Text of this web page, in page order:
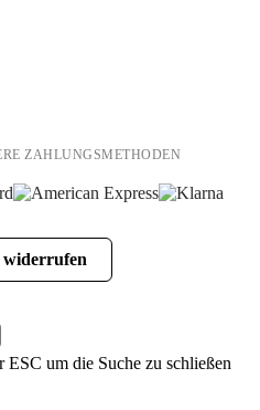
ZAHLUNGSMETHODEN
um die Suche zu schließen